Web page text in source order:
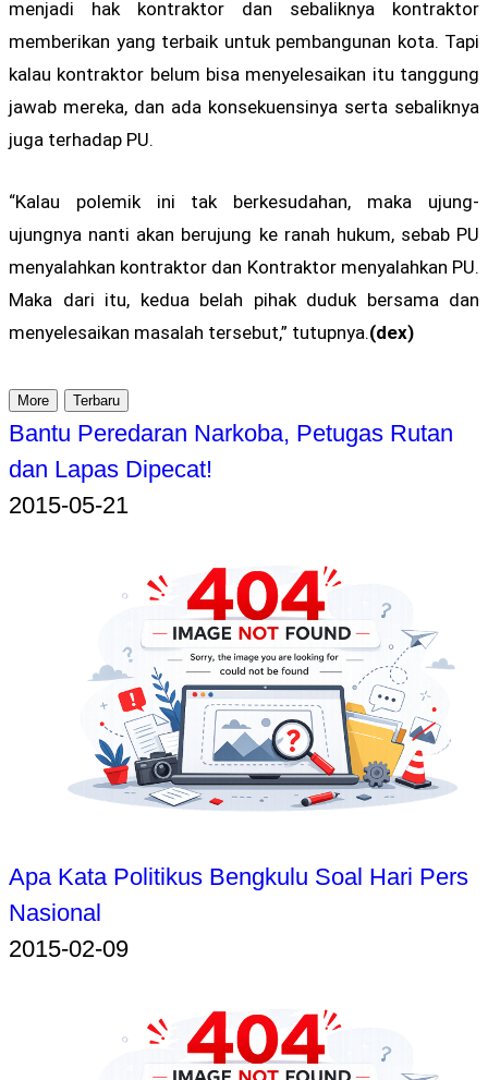
menjadi hak kontraktor dan sebaliknya kontraktor
memberikan yang terbaik untuk pembangunan kota. Tapi
kalau kontraktor belum bisa menyelesaikan itu tanggung
jawab mereka, dan ada konsekuensinya serta sebaliknya
juga terhadap PU.
“Kalau polemik ini tak berkesudahan, maka ujung-
ujungnya nanti akan berujung ke ranah hukum, sebab PU
menyalahkan kontraktor dan Kontraktor menyalahkan PU.
Maka dari itu, kedua belah pihak duduk bersama dan
menyelesaikan masalah tersebut,” tutupnya.(dex)
More Terbaru
Bantu Peredaran Narkoba, Petugas Rutan
dan Lapas Dipecat!
2015-05-21
Apa Kata Politikus Bengkulu Soal Hari Pers
Nasional
2015-02-09